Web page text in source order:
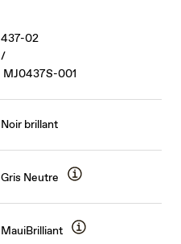
437-02
/
MJ0437S-001
Noir brillant
Gris Neutre
MauiBrilliant